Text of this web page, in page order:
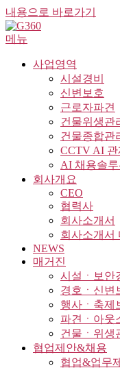
내용으로 바로가기
메뉴
사업영역
시설경비
신변보호
근로자파견
건물위생관
건물종합관
CCTV AI 관
AI 채용솔루
회사개요
CEO
협력사
회사소개서
회사소개서
NEWS
매거진
시설ㆍ보안
경호ㆍ신변
행사ㆍ축제
파견ㆍ아웃
건물ㆍ위생
협업제안&채용
협업&업무